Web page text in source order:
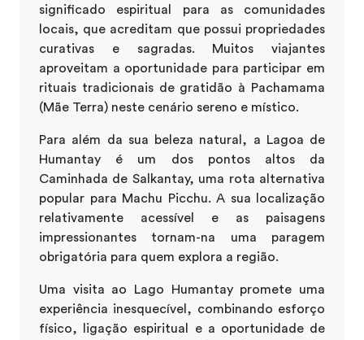
significado espiritual para as comunidades
locais, que acreditam que possui propriedades
curativas e sagradas. Muitos viajantes
aproveitam a oportunidade para participar em
rituais tradicionais de gratidão à Pachamama
(Mãe Terra) neste cenário sereno e místico.
Para além da sua beleza natural, a Lagoa de
Humantay é um dos pontos altos da
Caminhada de Salkantay, uma rota alternativa
popular para Machu Picchu. A sua localização
relativamente acessível e as paisagens
impressionantes tornam-na uma paragem
obrigatória para quem explora a região.
Uma visita ao Lago Humantay promete uma
experiência inesquecível, combinando esforço
físico, ligação espiritual e a oportunidade de